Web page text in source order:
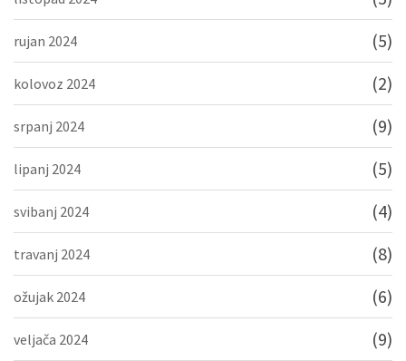
rujan 2024 (5)
kolovoz 2024 (2)
srpanj 2024 (9)
lipanj 2024 (5)
svibanj 2024 (4)
travanj 2024 (8)
ožujak 2024 (6)
veljača 2024 (9)